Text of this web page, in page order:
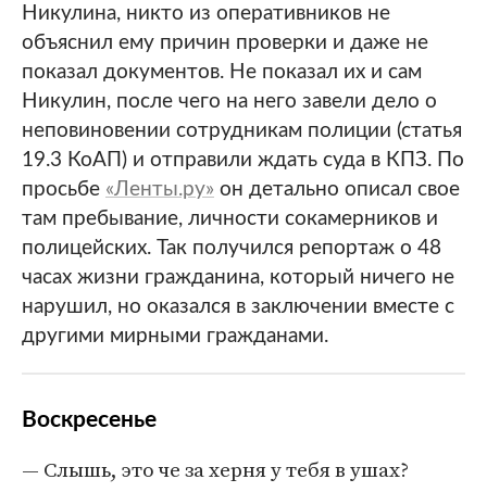
Никулина, никто из оперативников не
объяснил ему причин проверки и даже не
показал документов. Не показал их и сам
Никулин, после чего на него завели дело о
неповиновении сотрудникам полиции (статья
19.3 КоАП) и отправили ждать суда в КПЗ. По
просьбе «Ленты.ру» он детально описал свое
там пребывание, личности сокамерников и
полицейских. Так получился репортаж о 48
часах жизни гражданина, который ничего не
нарушил, но оказался в заключении вместе с
другими мирными гражданами.
Воскресенье
— Слышь, это че за херня у тебя в ушах?